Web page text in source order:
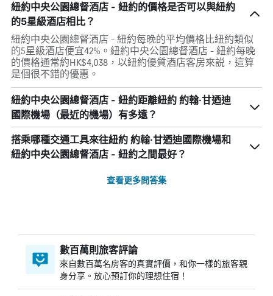
紐約中央公園總督酒店 - 紐約的價格是否可以與紐約
的5星級酒店相比？
紐約中央公園總督酒店 - 紐約每晚的平均價格比紐約類似
的5星級酒店便宜42%。紐約中央公園總督酒店 - 紐約每晚
的價格通常約HK$4,038，以紐約優質酒店客房來説，這算
是個很不錯的優惠。
紐約中央公園總督酒店 - 紐約距離紐約 約翰·甘迺迪
國際機場（最近的機場）有多遠？
搭乘哪種交通工具來往紐約 約翰·甘迺迪國際機場和
紐約中央公園總督酒店 - 紐約之間最好？
查看更多問答集
數百萬則旅客評論
來自數百萬名房客的真實評價，和你一樣的旅客親
身分享。放心預訂你的理想住宿！